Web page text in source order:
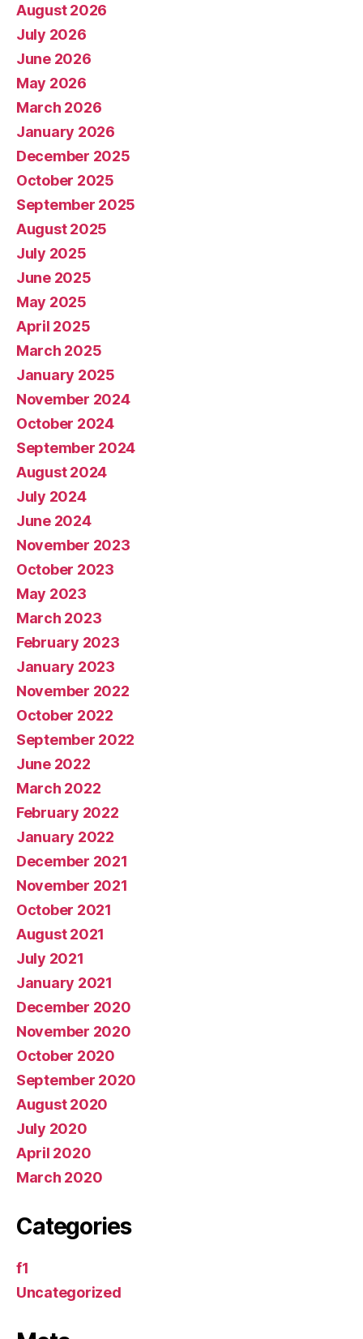
August 2026
July 2026
June 2026
May 2026
March 2026
January 2026
December 2025
October 2025
September 2025
August 2025
July 2025
June 2025
May 2025
April 2025
March 2025
January 2025
November 2024
October 2024
September 2024
August 2024
July 2024
June 2024
November 2023
October 2023
May 2023
March 2023
February 2023
January 2023
November 2022
October 2022
September 2022
June 2022
March 2022
February 2022
January 2022
December 2021
November 2021
October 2021
August 2021
July 2021
January 2021
December 2020
November 2020
October 2020
September 2020
August 2020
July 2020
April 2020
March 2020
Categories
f1
Uncategorized